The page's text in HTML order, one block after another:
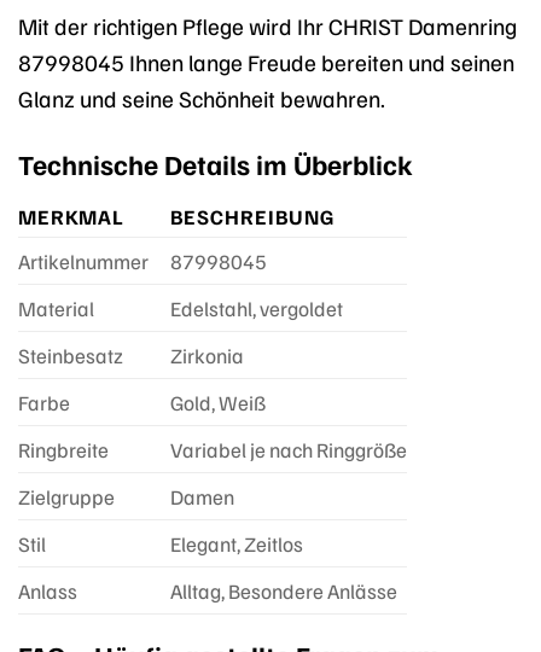
Mit der richtigen Pflege wird Ihr CHRIST Damenring
87998045 Ihnen lange Freude bereiten und seinen
Glanz und seine Schönheit bewahren.
Technische Details im Überblick
MERKMAL
BESCHREIBUNG
Artikelnummer
87998045
Material
Edelstahl, vergoldet
Steinbesatz
Zirkonia
Farbe
Gold, Weiß
Ringbreite
Variabel je nach Ringgröße
Zielgruppe
Damen
Stil
Elegant, Zeitlos
Anlass
Alltag, Besondere Anlässe